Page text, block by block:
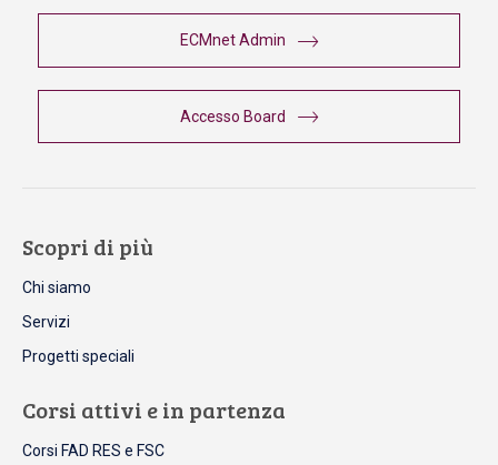
ECMnet Admin
Accesso Board
Scopri di più
Chi siamo
Servizi
Progetti speciali
Corsi attivi e in partenza
Corsi FAD RES e FSC